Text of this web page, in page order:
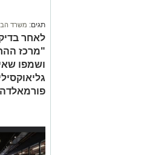
תגים: משרד
לאחר
"מרכז
ושמפו